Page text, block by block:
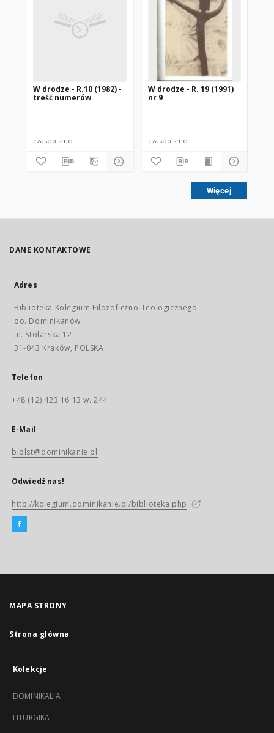
W drodze - R.10 (1982) -
treść numerów
czasopismo
W drodze - R. 19 (1991)
nr 9
czasopismo
Więcej
DANE KONTAKTOWE
Adres
Biblioteka Kolegium Filozoficzno-Teologicznego
oo. Dominikanów
ul. Stolarska 12
31-043 Kraków, POLSKA
Telefon
+48 (12) 423 16 13 w. 244
E-Mail
biblst@dominikanie.pl
Odwiedź nas!
http://kolegium.dominikanie.pl/biblioteka.php
MAPA STRONY
Strona główna
Kolekcje
DOMINIKALIA
LITURGIKA